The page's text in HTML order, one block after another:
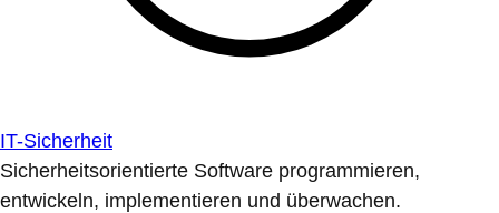
IT-Sicherheit
Sicherheitsorientierte Software programmieren,
entwickeln, implementieren und überwachen.